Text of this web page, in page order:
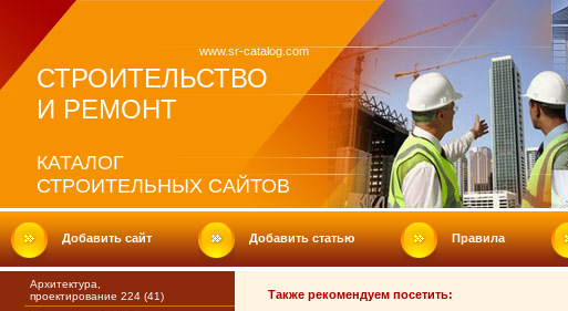
www.sr-catalog.com
СТРОИТЕЛЬСТВО
И РЕМОНТ
КАТАЛОГ
СТРОИТЕЛЬНЫХ САЙТОВ
Добавить сайт Добавить статью Правила
Архитектура,
проектирование 224 (41)
Также рекомендуем посетить: